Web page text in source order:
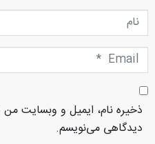
نام
Email
*
ذخیره نام، ایمیل و وبسایت من
دیدگاهی می‌نویسم.